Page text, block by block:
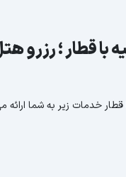
با قطار ؛ رزرو
قطار خدمات زیر به شما ارائه